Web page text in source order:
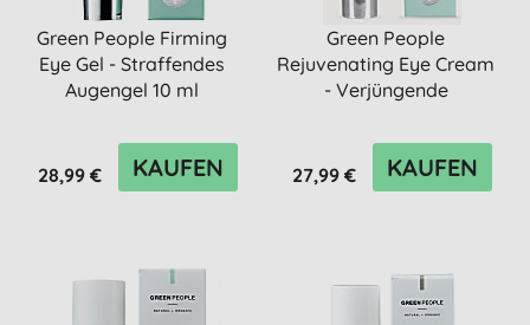
Green People Firming
Eye Gel - Straffendes
Augengel 10 ml
28,99 € KAUFEN
Green People
Rejuvenating Eye Cream
- Verjüngende
27,99 € KAUFEN